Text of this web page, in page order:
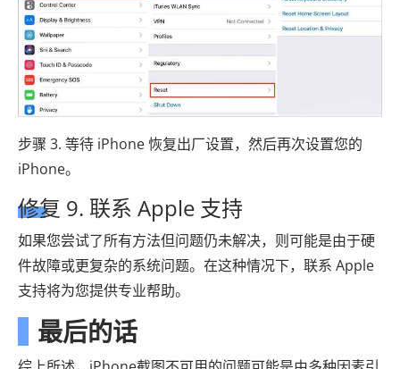
步骤 3. 等待 iPhone 恢复出厂设置，然后再次设置您的
iPhone。
修复 9. 联系 Apple 支持
如果您尝试了所有方法但问题仍未解决，则可能是由于硬
件故障或更复杂的系统问题。在这种情况下，联系 Apple
支持将为您提供专业帮助。
最后的话